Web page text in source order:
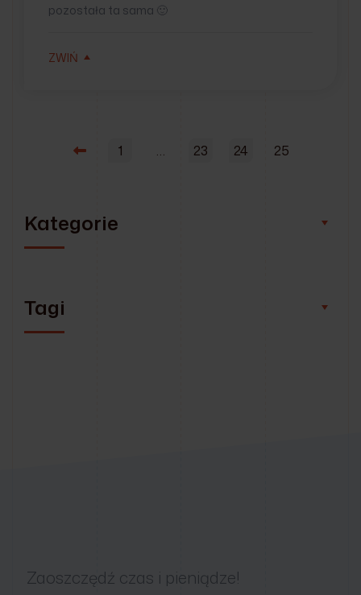
pozostała ta sama 🙂
ZWIŃ
1 … 23 24 25
Kategorie
Tagi
Zaoszczędź czas i pieniądze!